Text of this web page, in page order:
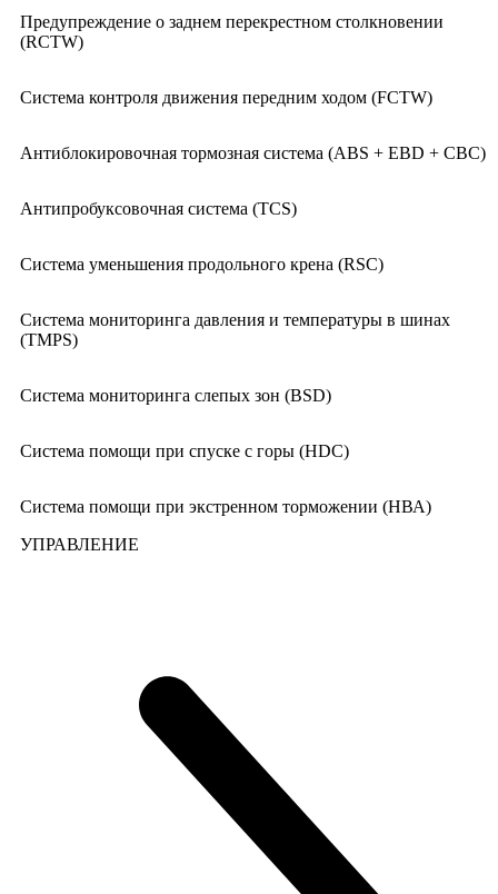
Предупреждение о заднем перекрестном столкновении
(RCTW)
Система контроля движения передним ходом (FCTW)
Антиблокировочная тормозная система (ABS + EBD + СВС)
Антипробуксовочная система (TCS)
Система уменьшения продольного крена (RSC)
Система мониторинга давления и температуры в шинах
(TMPS)
Система мониторинга слепых зон (BSD)
Система помощи при спуске с горы (HDC)
Система помощи при экстренном торможении (НВА)
УПРАВЛЕНИЕ